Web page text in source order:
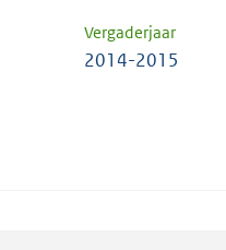
Vergaderjaar
2014-2015